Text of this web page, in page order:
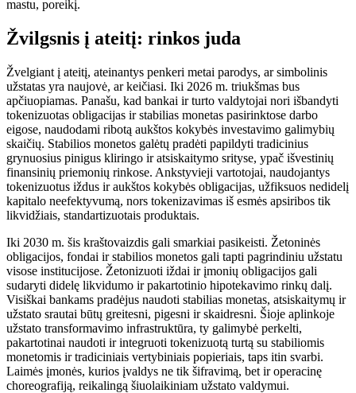
mastu, poreikį.
Žvilgsnis į ateitį: rinkos juda
Žvelgiant į ateitį, ateinantys penkeri metai parodys, ar simbolinis
užstatas yra naujovė, ar keičiasi. Iki 2026 m. triukšmas bus
apčiuopiamas. Panašu, kad bankai ir turto valdytojai nori išbandyti
tokenizuotas obligacijas ir stabilias monetas pasirinktose darbo
eigose, naudodami ribotą aukštos kokybės investavimo galimybių
skaičių. Stabilios monetos galėtų pradėti papildyti tradicinius
grynuosius pinigus kliringo ir atsiskaitymo srityse, ypač išvestinių
finansinių priemonių rinkose. Ankstyvieji vartotojai, naudojantys
tokenizuotus iždus ir aukštos kokybės obligacijas, užfiksuos nedidelį
kapitalo neefektyvumą, nors tokenizavimas iš esmės apsiribos tik
likvidžiais, standartizuotais produktais.
Iki 2030 m. šis kraštovaizdis gali smarkiai pasikeisti. Žetoninės
obligacijos, fondai ir stabilios monetos gali tapti pagrindiniu užstatu
visose institucijose. Žetonizuoti iždai ir įmonių obligacijos gali
sudaryti didelę likvidumo ir pakartotinio hipotekavimo rinkų dalį.
Visiškai bankams pradėjus naudoti stabilias monetas, atsiskaitymų ir
užstato srautai būtų greitesni, pigesni ir skaidresni. Šioje aplinkoje
užstato transformavimo infrastruktūra, ty galimybė perkelti,
pakartotinai naudoti ir integruoti tokenizuotą turtą su stabiliomis
monetomis ir tradiciniais vertybiniais popieriais, taps itin svarbi.
Laimės įmonės, kurios įvaldys ne tik šifravimą, bet ir operacinę
choreografiją, reikalingą šiuolaikiniam užstato valdymui.